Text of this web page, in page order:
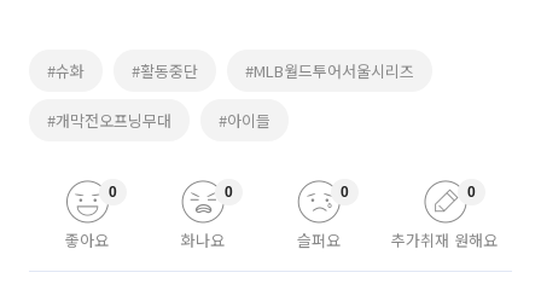
#슈화 #활동중단 #MLB월드투어서울시리즈
#개막전오프닝무대 #아이들
좋아요
0
화나요
0
슬퍼요
0
추가취재 원해요
0